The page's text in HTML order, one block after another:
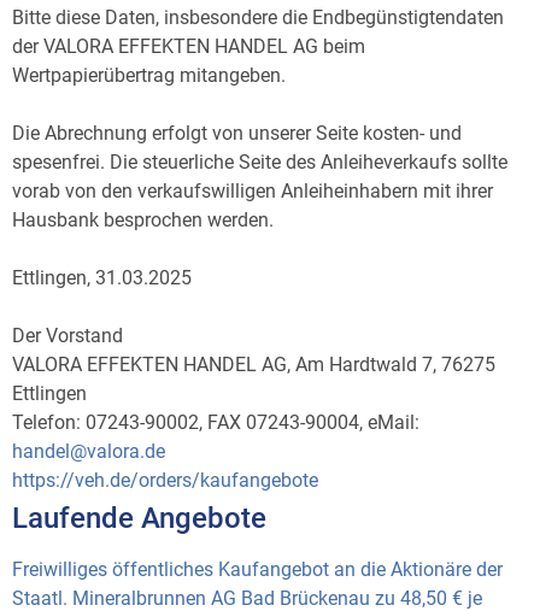
Bitte diese Daten, insbesondere die Endbegünstigtendaten
der VALORA EFFEKTEN HANDEL AG beim
Wertpapierübertrag mitangeben.
Die Abrechnung erfolgt von unserer Seite kosten- und
spesenfrei. Die steuerliche Seite des Anleiheverkaufs sollte
vorab von den verkaufswilligen Anleiheinhabern mit ihrer
Hausbank besprochen werden.
Ettlingen, 31.03.2025
Der Vorstand
VALORA EFFEKTEN HANDEL AG, Am Hardtwald 7, 76275
Ettlingen
Telefon: 07243-90002, FAX 07243-90004, eMail:
handel@valora.de
https://veh.de/orders/kaufangebote
Laufende Angebote
Freiwilliges öffentliches Kaufangebot an die Aktionäre der
Staatl. Mineralbrunnen AG Bad Brückenau zu 48,50 € je